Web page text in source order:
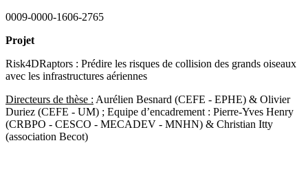
0009-0000-1606-2765
Projet
Risk4DRaptors : Prédire les risques de collision des grands oiseaux
avec les infrastructures aériennes
Directeurs de thèse : Aurélien Besnard (CEFE - EPHE) & Olivier
Duriez (CEFE - UM) ; Equipe d’encadrement : Pierre-Yves Henry
(CRBPO - CESCO - MECADEV - MNHN) & Christian Itty
(association Becot)